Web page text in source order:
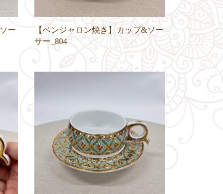
ー
【ベンジャロン焼き】カップ&ソー
サー_804